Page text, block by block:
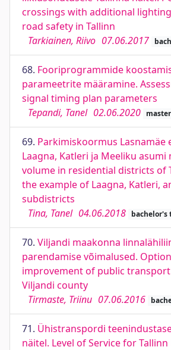
crossings with additional
road safety in Tallinn
Tarkiainen, Riivo 07.06.2017
68. Fooriprogrammide
parameetrite määramine.
signal timing plan parameters
Tepandi, Tanel 02.06.2020
69. Parkimiskoormus Lasnamäe
Laagna, Katleri ja Meeliku asumi
volume in residential districts of
the example of Laagna, Katleri,
subdistricts
Tina, Tanel 04.06.2018 bachelor's
70. Viljandi maakonna
parendamise võimalused.
improvement of public transport
Viljandi county
Tirmaste, Triinu 07.06.2016
71. Ühistranspordi
näitel. Level of Service for Tallinn